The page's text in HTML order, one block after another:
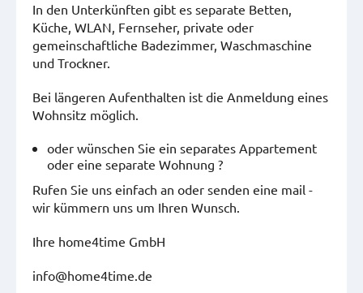
In den Unterkünften gibt es separate Betten,
Küche, WLAN, Fernseher, private oder
gemeinschaftliche Badezimmer, Waschmaschine
und Trockner.
Bei längeren Aufenthalten ist die Anmeldung eines
Wohnsitz möglich.
oder wünschen Sie ein separates Appartement
oder eine separate Wohnung ?
Rufen Sie uns einfach an oder senden eine mail -
wir kümmern uns um Ihren Wunsch.
Ihre home4time GmbH
info@home4time.de